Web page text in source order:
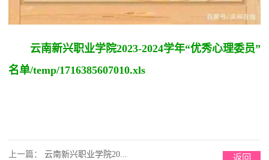
云南新兴职业学院2023-2024学年“优秀心理委员”
名单/temp/1716385607010.xls
上一篇： 云南新兴职业学院20...